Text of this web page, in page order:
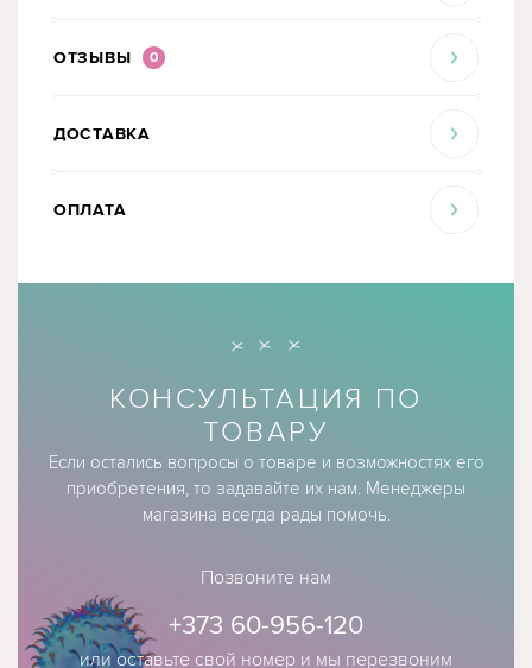
ОТЗЫВЫ 0
ДОСТАВКА
ОПЛАТА
КОНСУЛЬТАЦИЯ ПО
ТОВАРУ
Если остались вопросы о товаре и возможностях его
приобретения, то задавайте их нам. Менеджеры
магазина всегда рады помочь.
Позвоните нам
или оставьте свой номер и мы перезвоним
+373 60-956-120